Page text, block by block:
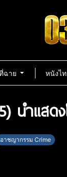
ฉาย หนังไ
นำแสด
อาชญากรรม Crime